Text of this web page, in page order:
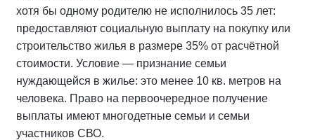
хотя бы одному родителю не исполнилось 35 лет:
предоставляют социальную выплату на покупку или
строительство жилья в размере 35% от расчётной
стоимости. Условие — признание семьи
нуждающейся в жилье: это менее 10 кв. метров на
человека. Право на первоочередное получение
выплаты имеют многодетные семьи и семьи
участников СВО.